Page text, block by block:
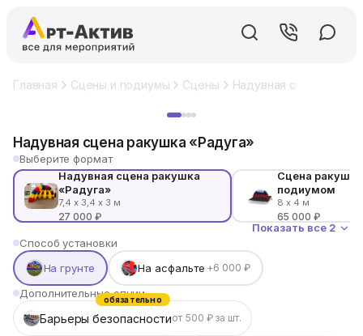
Главная Сцены и подиумы Сцены Надувная сцена
Надувная сцена ракушка «Радуга»
Выберите формат
Надувная сцена ракушка
«Радуга»
7,4 х 3,4 х 3 м
27 000 ₽
Сцена
подиумом
8 х 4 м
65 000 ₽
Показать все 2
Способ установки
На грунте
На асфальте +6 000 ₽
Дополнительные опции
Барьеры безопасностиот 500 ₽ за шт.
обязательно